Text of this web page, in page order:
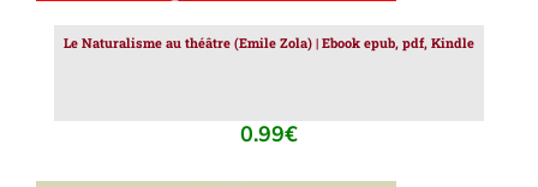
Le Naturalisme au théâtre (Emile Zola) | Ebook epub, pdf, Kindle
0.99€